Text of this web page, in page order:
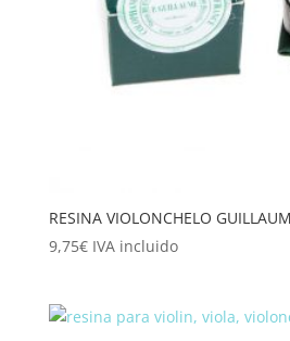
RESINA VIOLONCHELO
9,75€ IVA incluido